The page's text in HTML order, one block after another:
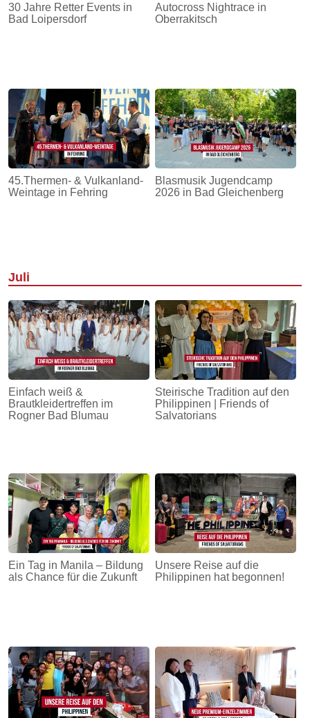
30 Jahre Retter Events in
Bad Loipersdorf
Autocross Nightrace in
Oberrakitsch
45.Thermen- & Vulkanland-
Weintage in Fehring
Blasmusik Jugendcamp
2026 in Bad Gleichenberg
Juli
Einfach weiß &
Brautkleidertreffen im
Rogner Bad Blumau
Steirische Tradition auf den
Philippinen | Friends of
Salvatorians
Ein Tag in Manila – Bildung
als Chance für die Zukunft
Unsere Reise auf die
Philippinen hat begonnen!